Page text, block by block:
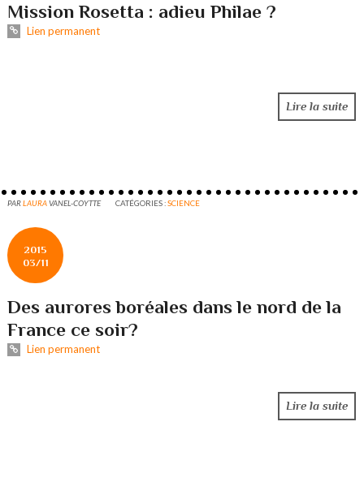
Mission Rosetta : adieu Philae ?
Lien permanent
Lire la suite
PARLAURAVANEL-COYTTE CATÉGORIES :SCIENCE
2015
03/11
Des aurores boréales dans le nord de la
France ce soir?
Lien permanent
Lire la suite